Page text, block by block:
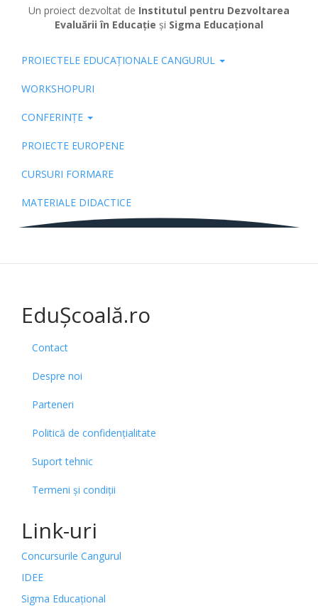
Un proiect dezvoltat de Institutul pentru Dezvoltarea
Evaluării în Educație și Sigma Educațional
Pub
PROIECTELE EDUCAȚIONALE CANGURUL
WORKSHOPURI
CONFERINȚE
PROIECTE EUROPENE
CURSURI FORMARE
MATERIALE DIDACTICE
EduȘcoală.ro
Contact
Despre noi
Parteneri
Politică de confidențialitate
Suport tehnic
Termeni și condiții
Link-uri
Concursurile Cangurul
IDEE
Sigma Educațional